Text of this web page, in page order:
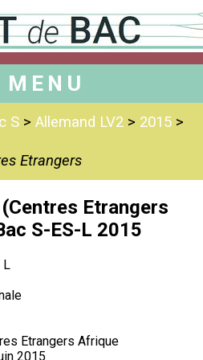
MENU
S > Allemand LV2 > 2015 >
Etrangers
Etrangers
S-ES-L 2015
L
Etrangers Afrique
2015